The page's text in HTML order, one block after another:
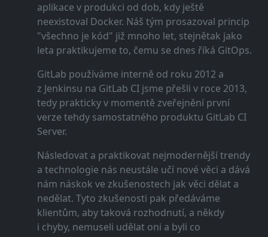
aplikace v produkci od dob, kdy ještě
neexistoval Docker. Náš tým prosazoval princip
"všechno je kód" již mnoho let, stejnětak jako
leta praktikujeme to, čemu se dnes říká GitOps.
GitLab používáme interně od roku 2012 a
z Jenkinsu na GitLab CI jsme přešli v roce 2013,
tedy prakticky v momentě zveřejnění první
verze tehdy samostatného produktu GitLab CI
Server.
Následovat a praktikovat nejmodernější trendy
a technologie nás neustále učí nové věci a dává
nám náskok ve zkušenostech jak věci dělat a
nedělat. Tyto zkušenosti pak předáváme
klientům, aby taková rozhodnutí, a někdy
i chyby, nemuseli udělat oni a byli co